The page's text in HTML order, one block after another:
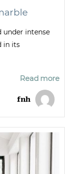
under intense
in its
Read more
fnh